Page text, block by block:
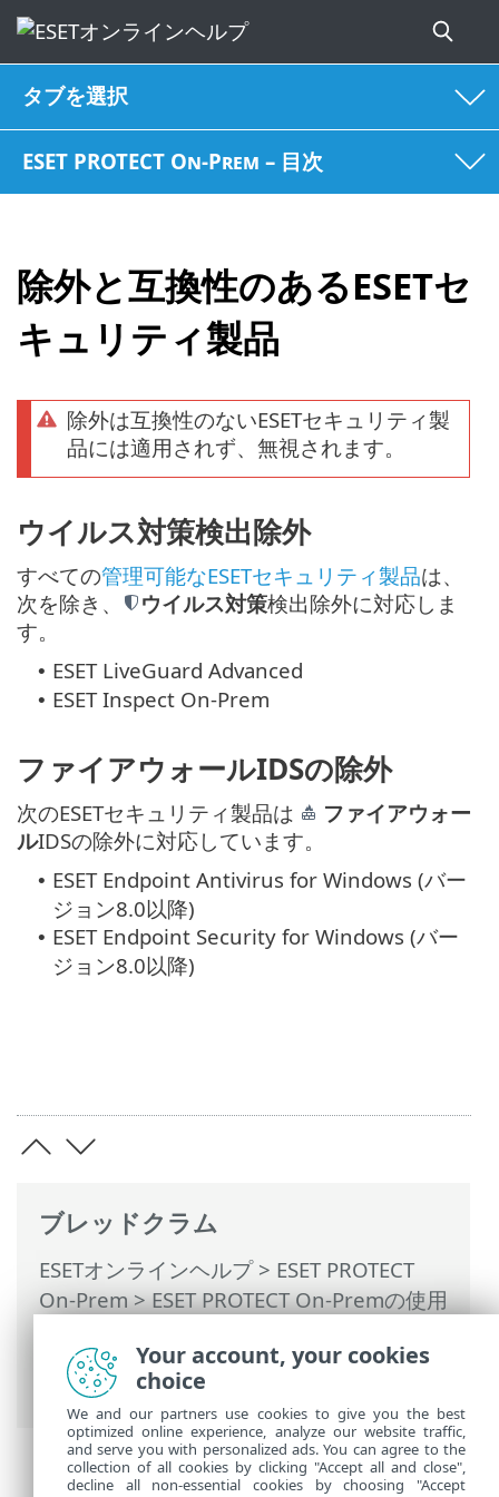
タブを選択
ESET PROTECT On-Prem – 目次
除外と互換性のあるESETセ
キュリティ製品
ブレッドクラム
ESETオンラインヘルプ> ESET PROTECT
On-Prem>ESET PROTECT On-Premの使用
検出> 除外の作成> 除外と互換性のある
ESETセキュリティ製品
除外は互換性のないESETセキュリティ製
品には適用されず、無視されます。
ウイルス対策検出除外
すべての管理可能なESETセキュリティ製品は、
次を除き、
ウイルス対策検出除外に対応しま
す。
• ESET LiveGuard Advanced
• ESET Inspect On-Prem
ファイアウォールIDSの除外
次のESETセキュリティ製品は
ファイアウォー
ルIDSの除外に対応しています。
• ESET Endpoint Antivirus for Windows (バー
ジョン8.0以降)
• ESET Endpoint Security for Windows (バー
ジョン8.0以降)
Your account, your cookies
choice
We and our partners use cookies to give you the best
optimized online experience, analyze our website traffic,
and serve you with personalized ads. You can agree to the
collection of all cookies by clicking "Accept all and close",
decline all non-essential cookies by choosing "Accept